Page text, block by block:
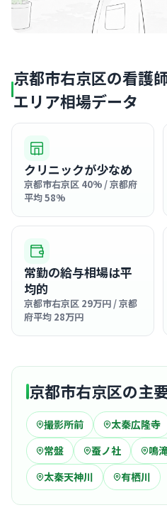
京都市右京区の看護
エリア相場データ
クリニックが少なめ
京都市右京区 40% / 京都府
平均 58%
常勤の給与相場は平
均的
京都市右京区 29万円 / 京都
府平均 28万円
京都市右京区の主
撮影所前 太秦広隆寺
常盤
蚕ノ社 鳴
太秦天神川
有栖川